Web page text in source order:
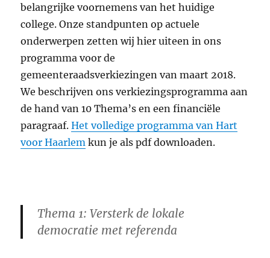
belangrijke voornemens van het huidige
college. Onze standpunten op actuele
onderwerpen zetten wij hier uiteen in ons
programma voor de
gemeenteraadsverkiezingen van maart 2018.
We beschrijven ons verkiezingsprogramma aan
de hand van 10 Thema’s en een financiële
paragraaf.Het volledige programma van Hart
voor Haarlem kun je als pdf downloaden.
Thema 1: Versterk de lokale
democratie met referenda